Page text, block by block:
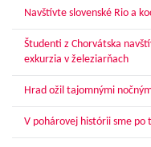
Navštívte slovenské Rio a
Študenti z Chorvátska
exkurzia v železiarňach
Hrad ožil tajomnými
V pohárovej histórii sme